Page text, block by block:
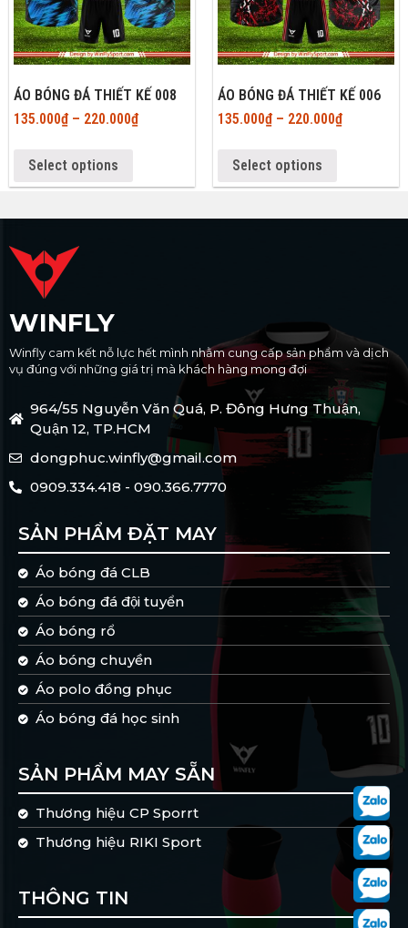
ÁO BÓNG ĐÁ THIẾT KẾ 008
135.000₫– 220.000₫
Select options
ÁO BÓNG ĐÁ THIẾT KẾ 006
135.000₫– 220.000₫
Select options
WINFLY
Winfly cam kết nỗ lực hết mình nhằm cung cấp sản phẩm và dịch
vụ đúng với những giá trị mà khách hàng mong đợi
964/55 Nguyễn Văn Quá, P. Đông Hưng Thuận,
Quận 12, TP.HCM
dongphuc.winfly@gmail.com
0909.334.418 - 090.366.7770
SẢN PHẨM ĐẶT MAY
Áo bóng đá CLB
Áo bóng đá đội tuyển
Áo bóng rổ
Áo bóng chuyền
Áo polo đồng phục
Áo bóng đá học sinh
SẢN PHẨM MAY SẴN
Thương hiệu CP Sporrt
Thương hiệu RIKI Sport
THÔNG TIN